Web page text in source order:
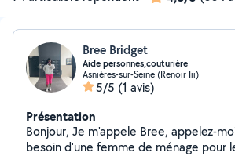
Bree Bridget
Aide personnes,couturière
Asnières-sur-Seine (Renoir Iii)
5/5 (1 avis)
Présentation
Bonjour, Je m'appele Bree, appelez-
besoin d'une femme de ménage pour le nettoyage,